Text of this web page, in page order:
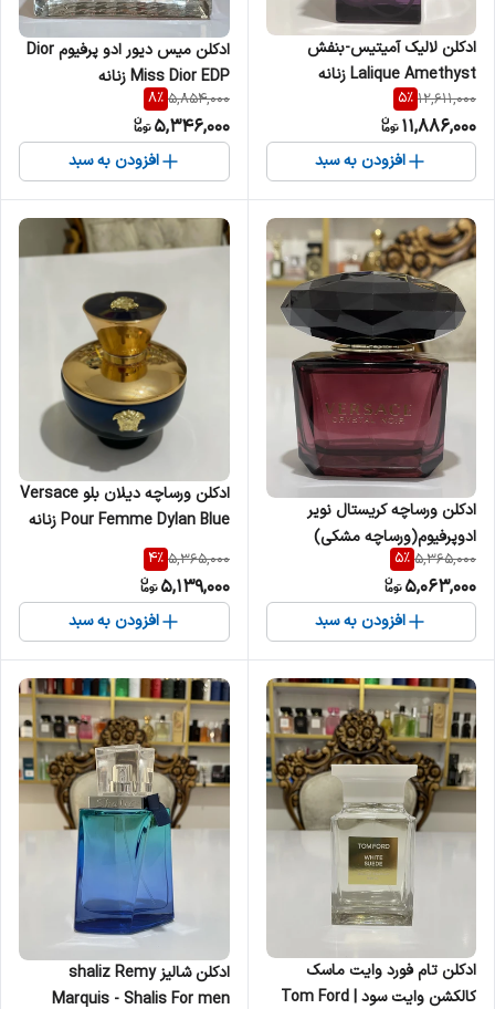
ادکلن لالیک آمیتیس-بنفش
Lalique Amethyst زنانه
12,611,000
5%
11,886,000
افزودن به سبد
ادکلن میس دیور ادو پرفیوم Dior
Miss Dior EDP زنانه
5,854,000
8%
5,346,000
افزودن به سبد
ادکلن ورساچه کریستال نویر
ادوپرفیوم(ورساچه مشکی)
Versace Crystal Noir زنانه
5,365,000
5%
5,063,000
افزودن به سبد
ادکلن ورساچه دیلان بلو Versace
Pour Femme Dylan Blue زنانه
5,365,000
4%
5,139,000
افزودن به سبد
ادکلن تام فورد وایت ماسک
کالکشن وایت سود | Tom Ford
ادکلن شالیز shaliz Remy
Marquis - Shalis For men